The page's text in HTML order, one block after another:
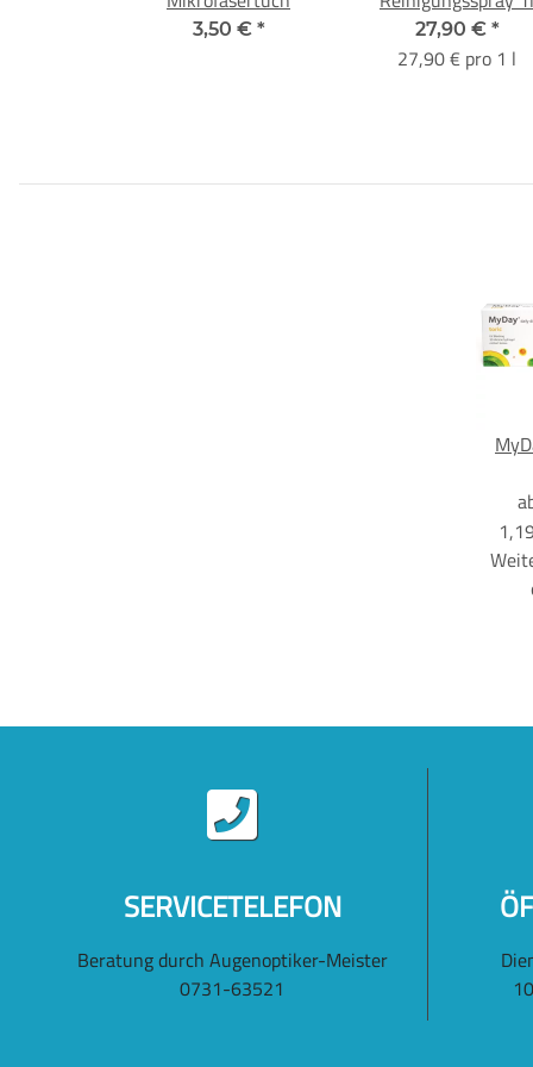
3,50 € *
Nachfüllflasche
27,90 € *
27,90 € pro 1 l
SERVICETELEFON
Beratung durch Augenoptiker-Meister
0731-63521